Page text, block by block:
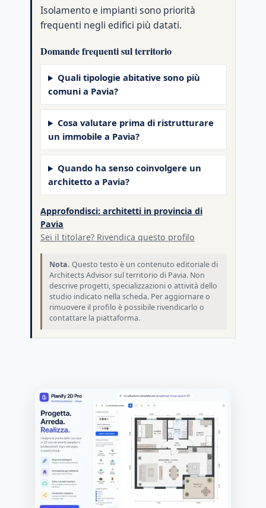
Isolamento e impianti sono priorità
frequenti negli edifici più datati.
Domande frequenti sul territorio
Quali tipologie abitative sono più
comuni a Pavia?
Cosa valutare prima di ristrutturare
un immobile a Pavia?
Quando ha senso coinvolgere un
architetto a Pavia?
Approfondisci: architetti in provincia di
Pavia
Sei il titolare? Rivendica questo profilo
Nota. Questo testo è un contenuto editoriale di
Architects Advisor sul territorio di Pavia. Non
descrive progetti, specializzazioni o attività dello
studio indicato nella scheda. Per aggiornare o
rimuovere il profilo è possibile rivendicarlo o
contattare la piattaforma.